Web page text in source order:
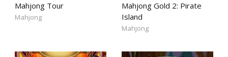
Mahjong Tour
Mahjong
Mahjong Gold 2: Pirate
Island
Mahjong